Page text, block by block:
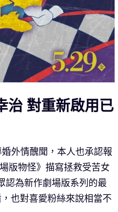
治 對重新啟用已
外情醜聞，本人也承認報
版物怪》描寫拯救受苦女
認為新作劇場版系列的最
也對喜愛粉絲來說相當不